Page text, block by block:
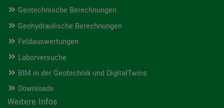
Geotechnische Berechnungen
Geohydraulische Berechnungen
Feldauswertungen
Laborversuche
BIM in der Geotechnik und DigitalTwins
Downloads
Weitere Infos